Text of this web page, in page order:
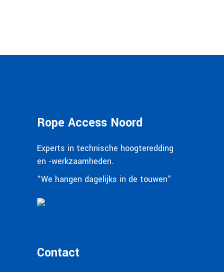
Rope Access Noord
Experts in technische hoogteredding
en -werkzaamheden.
“We hangen dagelijks in de touwen”
Contact